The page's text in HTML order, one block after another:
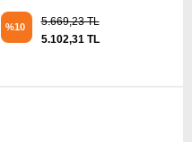
%10
5.669,23 TL
5.102,31 TL